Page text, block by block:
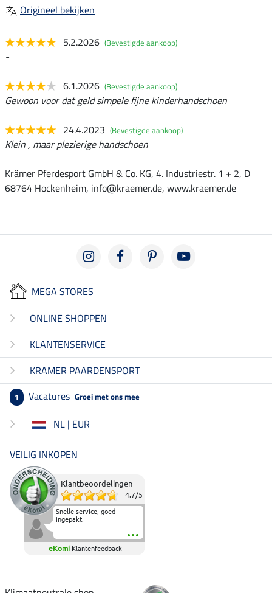
Origineel bekijken
5.2.2026 (Bevestigde aankoop)
-
6.1.2026 (Bevestigde aankoop)
Gewoon voor dat geld simpele fijne kinderhandschoen
24.4.2023 (Bevestigde aankoop)
Klein , maar plezierige handschoen
Krämer Pferdesport GmbH & Co. KG, 4. Industriestr. 1 + 2, D
68764 Hockenheim, info@kraemer.de, www.kraemer.de
MEGA STORES
ONLINE SHOPPEN
KLANTENSERVICE
KRAMER PAARDENSPORT
1 Vacatures Groei met ons mee
NL | EUR
VEILIG INKOPEN
Klantbeoordelingen
4.7/5
Snelle service, goed
ingepakt.
eKomi Klantenfeedback